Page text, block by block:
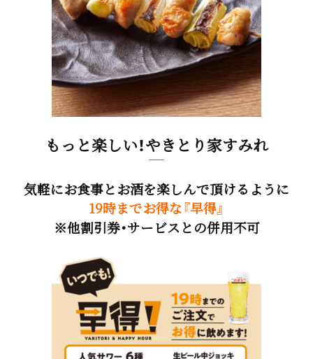
もっと楽しい！やきとり家すみれ
気軽にお食事とお酒を楽しんで頂けるように
19時までお得な『早得』
※他割引券・サービスとの併用不可